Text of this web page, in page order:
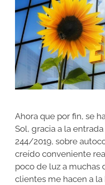
Ahora que por fin, se
Sol, gracia a la
244/2019, sobre
creído conveniente
poco de luz a muchas
clientes me hacen a